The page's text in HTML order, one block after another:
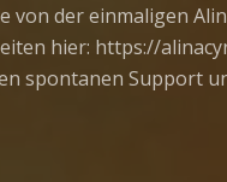
von der einmaligen
hier: https://
spontanen Support